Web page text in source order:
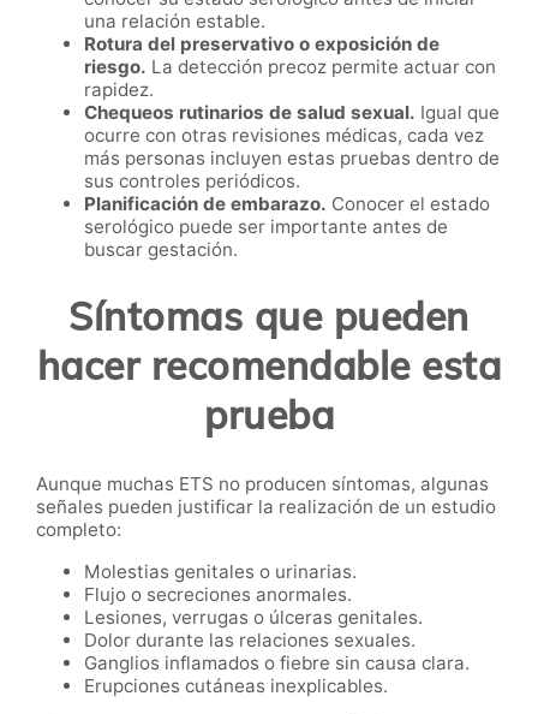
una relación estable.
Rotura del preservativo o exposición de
riesgo. La detección precoz permite actuar con
rapidez.
Chequeos rutinarios de salud sexual. Igual que
ocurre con otras revisiones médicas, cada vez
más personas incluyen estas pruebas dentro de
sus controles periódicos.
Planificación de embarazo. Conocer el estado
serológico puede ser importante antes de
buscar gestación.
Síntomas que pueden
hacer recomendable esta
prueba
Aunque muchas ETS no producen síntomas, algunas
señales pueden justificar la realización de un estudio
completo:
Molestias genitales o urinarias.
Flujo o secreciones anormales.
Lesiones, verrugas o úlceras genitales.
Dolor durante las relaciones sexuales.
Ganglios inflamados o fiebre sin causa clara.
Erupciones cutáneas inexplicables.